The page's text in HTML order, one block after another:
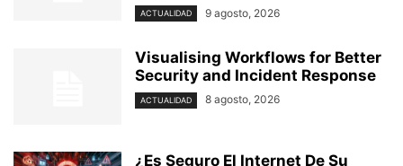
ACTUALIDAD 9 agosto, 2026
Visualising Workflows for Better
Security and Incident Response
ACTUALIDAD 8 agosto, 2026
¿Es Seguro El Internet De Su